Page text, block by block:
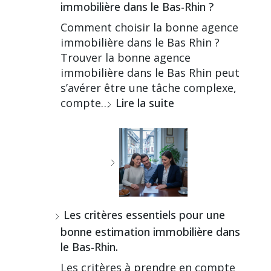
immobilière dans le Bas-Rhin ?
Comment choisir la bonne agence
immobilière dans le Bas Rhin ?
Trouver la bonne agence
immobilière dans le Bas Rhin peut
s’avérer être une tâche complexe,
compte… Lire la suite
Les critères essentiels pour une
bonne estimation immobilière dans
le Bas-Rhin.
Les critères à prendre en compte